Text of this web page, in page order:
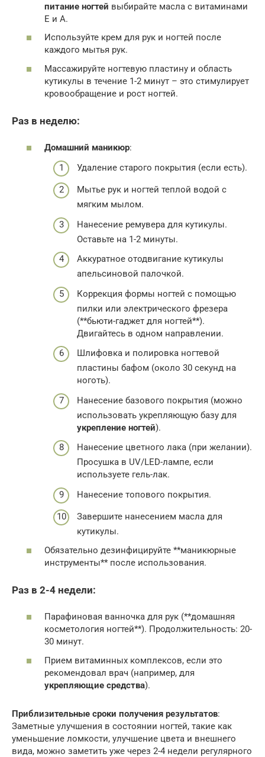
питание ногтей выбирайте масла с витаминами
E и A.
Используйте крем для рук и ногтей после
каждого мытья рук.
Массажируйте ногтевую пластину и область
кутикулы в течение 1-2 минут – это стимулирует
кровообращение и рост ногтей.
Раз в неделю:
Домашний маникюр:
Удаление старого покрытия (если есть).
Мытье рук и ногтей теплой водой с
мягким мылом.
Нанесение ремувера для кутикулы.
Оставьте на 1-2 минуты.
Аккуратное отодвигание кутикулы
апельсиновой палочкой.
Коррекция формы ногтей с помощью
пилки или электрического фрезера
(**бьюти-гаджет для ногтей**).
Двигайтесь в одном направлении.
Шлифовка и полировка ногтевой
пластины бафом (около 30 секунд на
ноготь).
Нанесение базового покрытия (можно
использовать укрепляющую базу для
укрепление ногтей).
Нанесение цветного лака (при желании).
Просушка в UV/LED-лампе, если
используете гель-лак.
Нанесение топового покрытия.
Завершите нанесением масла для
кутикулы.
Обязательно дезинфицируйте **маникюрные
инструменты** после использования.
Раз в 2-4 недели:
Парафиновая ванночка для рук (**домашняя
косметология ногтей**). Продолжительность: 20-
30 минут.
Прием витаминных комплексов, если это
рекомендовал врач (например, для
укрепляющие средства).
Приблизительные сроки получения результатов:
Заметные улучшения в состоянии ногтей, такие как
уменьшение ломкости, улучшение цвета и внешнего
вида, можно заметить уже через 2-4 недели регулярного